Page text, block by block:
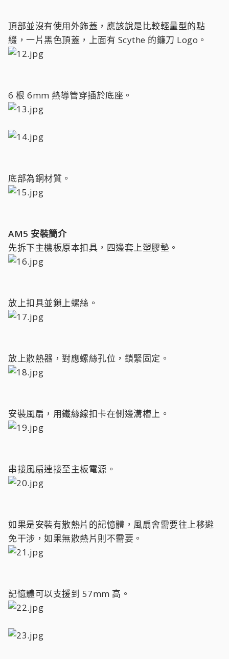
頂部並沒有使用外飾蓋，應該說是比較輕量型的點
綴，一片黑色頂蓋，上面有 Scythe 的鐮刀 Logo。
6 根 6mm 熱導管穿插於底座。
底部為銅材質。
AM5 安裝簡介
先拆下主機板原本扣具，四邊套上塑膠墊。
放上扣具並鎖上螺絲。
放上散熱器，對應螺絲孔位，鎖緊固定。
安裝風扇，用鐵絲線扣卡在側邊溝槽上。
串接風扇連接至主板電源。
如果是安裝有散熱片的記憶體，風扇會需要往上移避
免干涉，如果無散熱片則不需要。
記憶體可以支援到 57mm 高。